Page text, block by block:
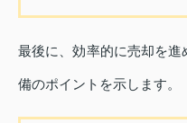
最後に、効率的に売却を
備のポイントを示します。